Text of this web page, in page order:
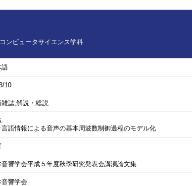
ンピュータサイエンス学科
語
10
雑誌,解説・総説
言語情報による音声の基本周波数制御過程のモデル化
音響学会平成５年度秋季研究発表会講演論文集
音響学会